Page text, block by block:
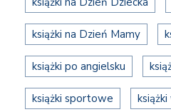
książki na Dzień Mamy
książki po angielsku
książki sportowe